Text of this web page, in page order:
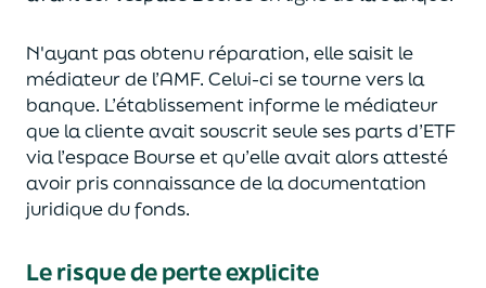
N'ayant pas obtenu réparation, elle saisit le
médiateur de l’AMF. Celui-ci se tourne vers la
banque. L’établissement informe le médiateur
que la cliente avait souscrit seule ses parts d’ETF
via l’espace Bourse et qu’elle avait alors attesté
avoir pris connaissance de la documentation
juridique du fonds.
Le risque de perte explicite